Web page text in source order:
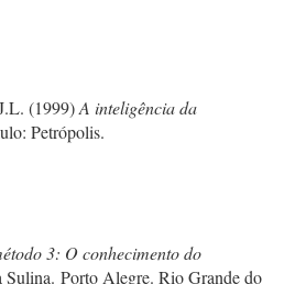
(1999)A inteligência da
Petrópolis.
3: O conhecimento do
Sulina. Porto Alegre. Rio Grande do